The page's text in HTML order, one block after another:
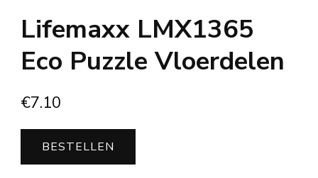
Lifemaxx LMX1365
Eco Puzzle Vloerdelen
€7.10
BESTELLEN